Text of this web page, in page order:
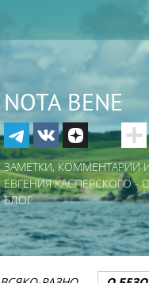
NOTA BENE
ЗАМЕТКИ, КОММЕНТАРИИ
ЕВГЕНИЯ КАСПЕРСКОГО
БЛОГ